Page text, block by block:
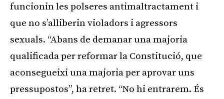
funcionin les polseres antimaltractament i
que no s’alliberin violadors i agressors
sexuals. “Abans de demanar una majoria
qualificada per reformar la Constitució, que
aconsegueixi una majoria per aprovar uns
pressupostos”, ha retret. “No hi entrarem. És